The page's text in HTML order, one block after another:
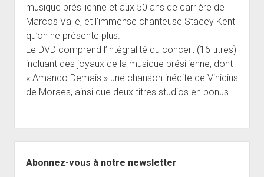
musique brésilienne et aux 50 ans de carrière de
Marcos Valle, et l’immense chanteuse Stacey Kent
qu’on ne présente plus.
Le DVD comprend l’intégralité du concert (16 titres)
incluant des joyaux de la musique brésilienne, dont
« Amando Demais » une chanson inédite de Vinicius
de Moraes, ainsi que deux titres studios en bonus.
Abonnez-vous à notre newsletter